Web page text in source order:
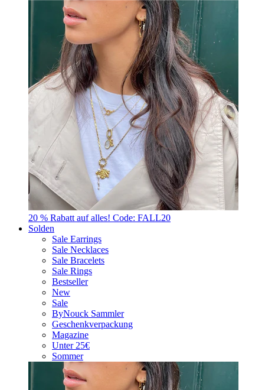
20 % Rabatt auf alles! Code: FALL20
Solden
Sale Earrings
Sale Necklaces
Sale Bracelets
Sale Rings
Bestseller
New
Sale
ByNouck Sammler
Geschenkverpackung
Magazine
Unter 25€
Sommer